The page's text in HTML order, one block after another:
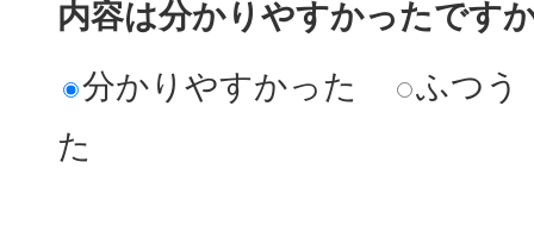
内容は分かりやすかったです
分かりやすかった
ふつう
た